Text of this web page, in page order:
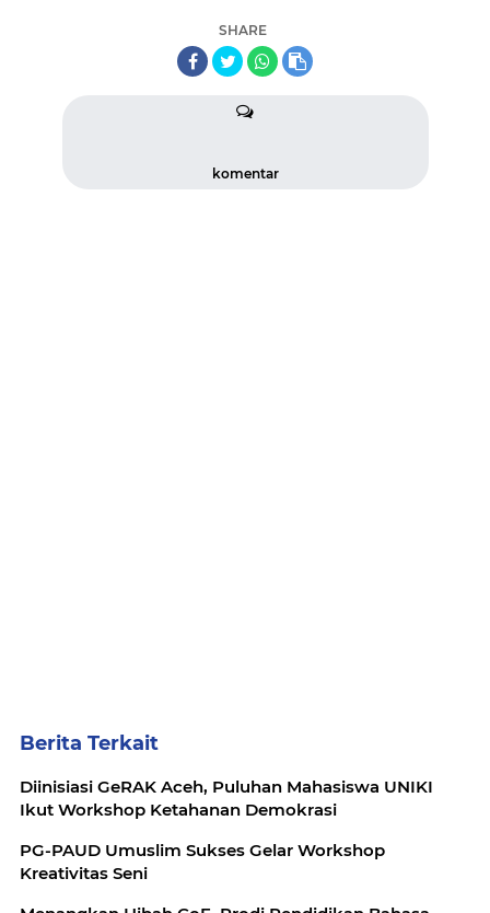
SHARE
komentar
Berita Terkait
Diinisiasi GeRAK Aceh, Puluhan Mahasiswa UNIKI
Ikut Workshop Ketahanan Demokrasi
PG-PAUD Umuslim Sukses Gelar Workshop
Kreativitas Seni